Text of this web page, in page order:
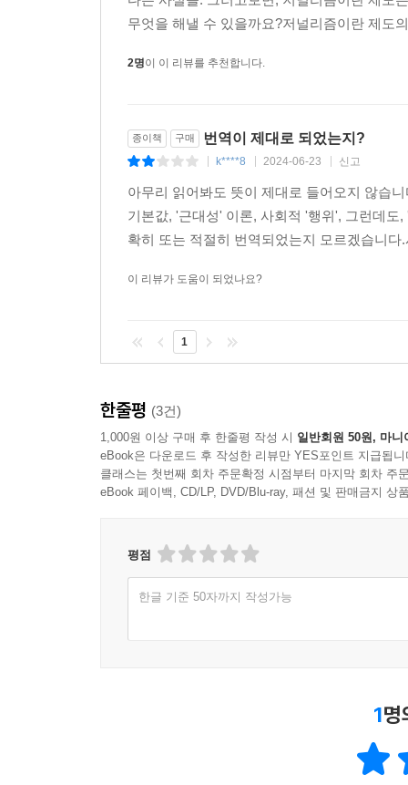
따라붙는 존재인 것으로 ‘가정’했다. 엘리트로
뿐이다. 딱히 별다른 대안을 갖고 있지 못했던 수
저널리즘에 반기를 들고 있다.”(128쪽)
저자들은 이 세 가지 접점을 다시 살피고 재규
증진을 위해 세 접점을 재구성해야 한다고 주장
활용할 수 있을지 고민해야 한다고 말한다. 그
무엇을 해낼 수 있을까요?저널리즘이란 제도
2명이 이 리뷰를 추천합니다.
종이책 구매 번역이 제대로 되었는지?
k****8 2024-06-23 신고
아무리 읽어봐도 뜻이 제대로 들어오지 않습
기본값, '근대성' 이론, 사회적 '행위', 그런데
확히 또는 적절히 번역되었는지 모르겠습니
이 리뷰가 도움이 되었나요?
1
한줄평 (3건)
1,000원 이상 구매 후 한줄평 작성 시 일반회원 50원, 마니
eBook은 다운로드 후 작성한 리뷰만 YES포인트 지급됩니
클래스는 첫번째 회차 주문확정 시점부터 마지막 회차 주
eBook 페이백, CD/LP, DVD/Blu-ray, 패션 및 판매금지 상
평점
한글 기준 50자까지 작성가능
1명